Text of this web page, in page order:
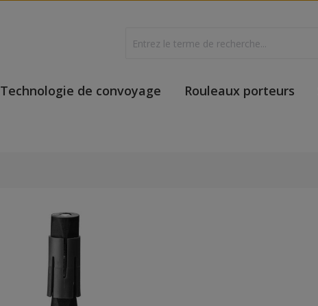
Technologie de convoyage Rouleaux porteurs